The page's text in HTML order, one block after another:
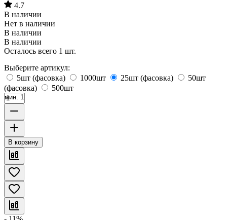
4.7
В наличии
Нет в наличии
В наличии
В наличии
Осталось всего 1 шт.
Выберите артикул:
5шт (фасовка)
1000шт 25шт (фасовка)
50шт
(фасовка)
500шт
мин. 1
В корзину